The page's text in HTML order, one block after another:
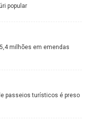
popular
milhões em emendas
passeios turísticos é preso